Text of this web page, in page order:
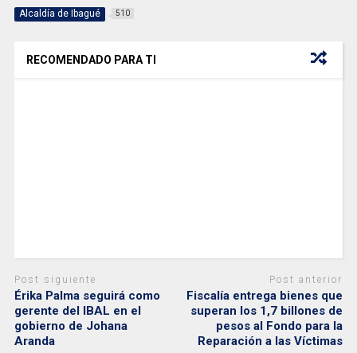
Alcaldía de Ibagué 510
RECOMENDADO PARA TI
Post siguiente
Érika Palma seguirá como
gerente del IBAL en el
gobierno de Johana
Aranda
Post anterior
Fiscalía entrega bienes que
superan los 1,7 billones de
pesos al Fondo para la
Reparación a las Víctimas